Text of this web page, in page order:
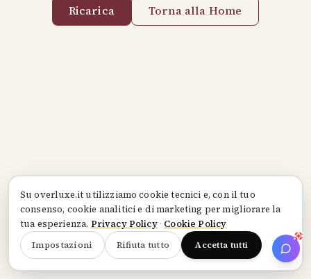
Suoverluxe.itutilizziamo cookie tecnici e, con il tuo
consenso, cookie analitici e di marketing per migliorare la
tua esperienza. Privacy Policy· Cookie Policy
Impostazioni Rifiuta tutto Accetta tutti
Ricarica Torna alla Home